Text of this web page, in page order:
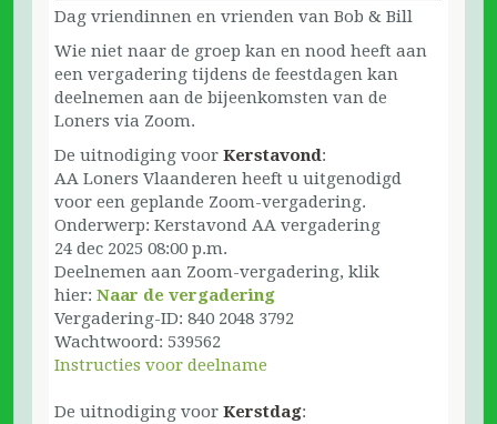
Dag vriendinnen en vrienden van Bob & Bill
Wie niet naar de groep kan en nood heeft aan
een vergadering tijdens de feestdagen kan
deelnemen aan de bijeenkomsten van de
Loners via Zoom.
De uitnodiging voor Kerstavond:
AA Loners Vlaanderen heeft u uitgenodigd
voor een geplande Zoom-vergadering.
Onderwerp: Kerstavond AA vergadering
24 dec 2025 08:00 p.m.
Deelnemen aan Zoom-vergadering, klik
hier: Naar de vergadering
Vergadering-ID: 840 2048 3792
Wachtwoord: 539562
Instructies voor deelname
De uitnodiging voor Kerstdag: